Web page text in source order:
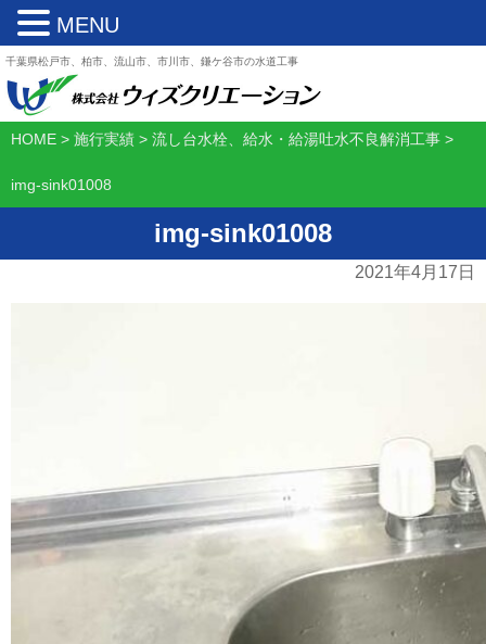
千葉県松戸市、柏市、流山市、市川市、鎌ケ谷市の水道工事
HOME > 施行実績 > 流し台水栓、給水・給湯吐水不良解消工事 >
img-sink01008
img-sink01008
2021年4月17日
MENU